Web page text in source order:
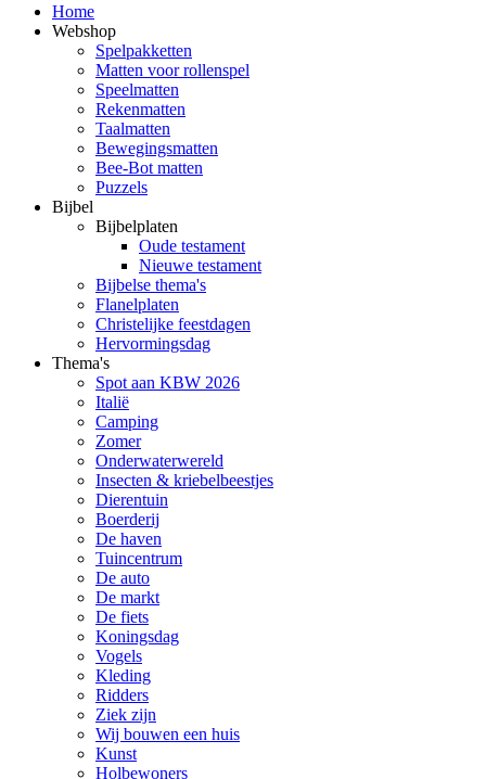
Home
Webshop
Spelpakketten
Matten voor rollenspel
Speelmatten
Rekenmatten
Taalmatten
Bewegingsmatten
Bee-Bot matten
Puzzels
Bijbel
Bijbelplaten
Oude testament
Nieuwe testament
Bijbelse thema's
Flanelplaten
Christelijke feestdagen
Hervormingsdag
Thema's
Spot aan KBW 2026
Italië
Camping
Zomer
Onderwaterwereld
Insecten & kriebelbeestjes
Dierentuin
Boerderij
De haven
Tuincentrum
De auto
De markt
De fiets
Koningsdag
Vogels
Kleding
Ridders
Ziek zijn
Wij bouwen een huis
Kunst
Holbewoners